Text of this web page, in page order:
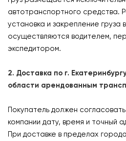
автотранспортного средства.
установка и закрепление груза
осуществляются водителем,
экспедитором.
2. Доставка по г.
области арендованным
Покупатель должен
компании дату, время и точный
При доставке в пределах